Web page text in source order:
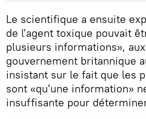
Le scientifique a ensuite
de l'agent toxique pouvait
plusieurs informations»,
gouvernement britannique
insistant sur le fait que les
sont «qu'une information»
insuffisante pour